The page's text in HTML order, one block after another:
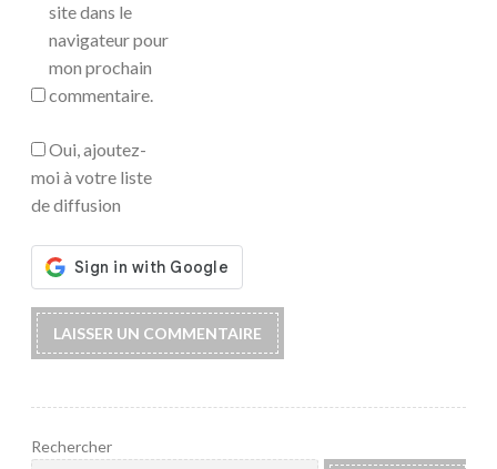
site dans le
navigateur pour
mon prochain
commentaire.
Oui, ajoutez-
moi à votre liste
de diffusion
Rechercher